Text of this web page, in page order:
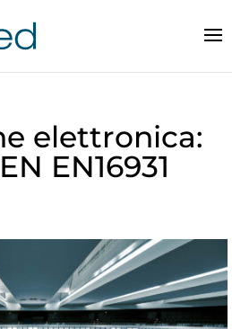
elettronica:
EN16931